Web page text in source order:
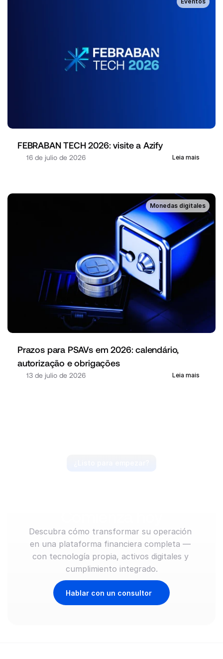
FEBRABAN TECH 2026: visite a Azify
16 de julio de 2026 Leia mais
Monedas digitales
Prazos para PSAVs em 2026: calendário,
autorização e obrigações
13 de julio de 2026 Leia mais
Descubra cómo transformar su operación
en una plataforma financiera completa —
con tecnología propia, activos digitales y
cumplimiento integrado.
Hablar con un consultor